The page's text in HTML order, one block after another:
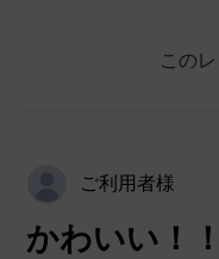
この
ご利用者様
かわいい！